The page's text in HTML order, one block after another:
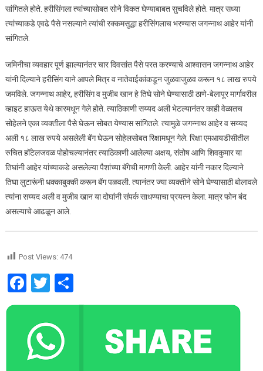
सांगितले होते. हरीसिंगला त्यांच्यासोबत सोने विकत घेण्याबाबत सुचविले होते. मात्र सध्या
त्यांच्याकडे एवढे पैसे नसल्याने त्यांची रक्कमसुद्धा हरीसिंगलाच भरण्यास जगन्नाथ आहेर यांनी
सांगितले.
जमिनीचा व्यवहार पूर्ण झाल्यानंतर चार दिवसांत पैसे परत करण्याचे आश्वासन जगन्नाथ आहेर
यांनी दिल्याने हरीसिंग याने आपले मित्र व नातेवाईकांकडून जुळवाजुळव करून १८ लाख रुपये
जमविले. जगन्नाथ आहेर, हरीसिंग व मुजीब खान हे तिघे सोने घेण्यासाठी ठाणे-बेलापूर मार्गावरील
व्हाइट हाऊस येथे कारमधून गेले होते. त्याठिकाणी सय्यद अली भेटल्यानंतर काही वेळातच
सोहेलने एका व्यक्तीला पैसे घेऊन सोबत येण्यास सांगितले. त्यामुळे जगन्नाथ आहेर व सय्यद
अली १८ लाख रुपये असलेली बॅग घेऊन सोहेलसोबत रिक्षामधून गेले. रिक्षा एमआयडीसीतील
रुचित हॉटेलजवळ पोहोचल्यानंतर त्याठिकाणी आलेल्या अक्षय, संतोष आणि शिवकुमार या
तिघांनी आहेर यांच्याकडे असलेल्या पैशांच्या बॅगेची मागणी केली. आहेर यांनी नकार दिल्याने
तिघा लुटारूंनी धक्काबुक्की करून बॅग पळवली. त्यानंतर ज्या व्यक्तीने सोने घेण्यासाठी बोलावले
त्यांना सय्यद अली व मुजीब खान या दोघांनी संपर्क साधण्याचा प्रयत्न केला. मात्र फोन बंद
असल्याचे आढळून आले.
Post Views: 474
Facebook
Twitter
Share